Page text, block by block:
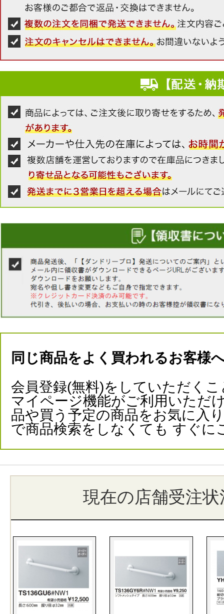
同じ商品をよく買われるお客様
会員登録(無料)をしていただくこ
マイページ機能がご利用いただ
品や買う予定の商品をお気に入
で商品検索をしなくても すぐに
現在の店舗受注状